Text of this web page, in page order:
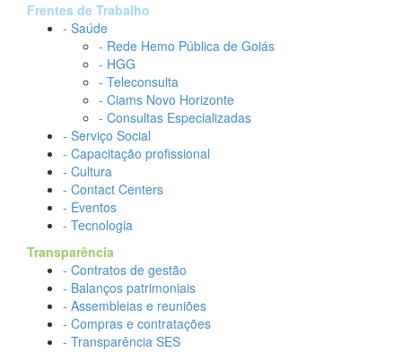
Frentes de Trabalho
- Saúde
- Rede Hemo Pública de Goiás
- HGG
- Teleconsulta
- Ciams Novo Horizonte
- Consultas Especializadas
- Serviço Social
- Capacitação profissional
- Cultura
- Contact Centers
- Eventos
- Tecnologia
Transparência
- Contratos de gestão
- Balanços patrimoniais
- Assembleias e reuniões
- Compras e contratações
- Transparência SES